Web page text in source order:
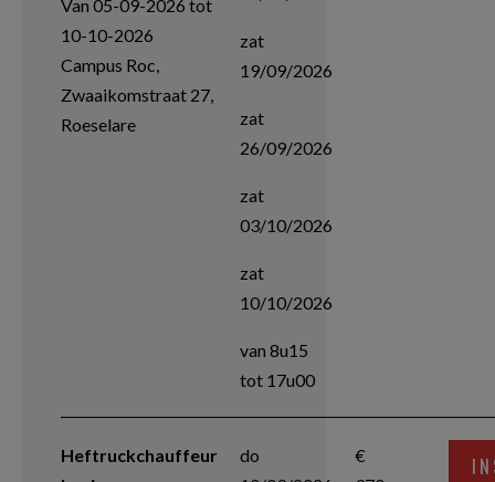
Van 05-09-2026 tot
10-10-2026
Campus Roc,
Zwaaikomstraat 27,
Roeselare
zat
19/09/2026
zat
26/09/2026
zat
03/10/2026
zat
10/10/2026
van 8u15
tot 17u00
Heftruckchauffeur
do
€